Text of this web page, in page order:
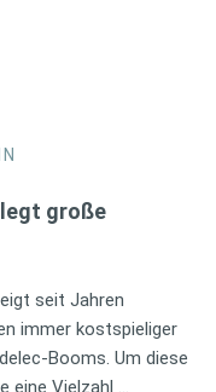
große
seit Jahren
immer kostspieliger
Booms. Um diese
eine Vielzahl …